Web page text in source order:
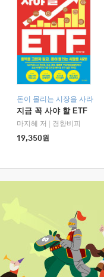
돈이 몰리는 시장을 사라
지금 꼭 사야 할 ETF
마지혜 저
경향비피
19,350원